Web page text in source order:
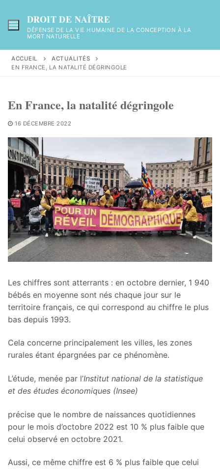
au
contenu
DROIT DE NAÎTRE
DÉFENSE DE LA VIE HUMAINE DE LA CONCEPTION À LA
MORT NATURELLE
ACCUEIL
ACTUALITÉS
EN FRANCE, LA NATALITÉ DÉGRINGOLE
En France, la natalité dégringole
16 DÉCEMBRE 2022
Les chiffres sont atterrants : en octobre dernier, 1 940
bébés en moyenne sont nés chaque jour sur le
territoire français, ce qui correspond au chiffre le plus
bas depuis 1993.
Cela concerne principalement les villes, les zones
rurales étant épargnées par ce phénomène.
L’étude, menée par l’Institut national de la statistique
et des études économiques (Insee)
précise que le nombre de naissances quotidiennes
pour le mois d’octobre 2022 est 10 % plus faible que
celui observé en octobre 2021.
Aussi, ce même chiffre est 6 % plus faible que celui